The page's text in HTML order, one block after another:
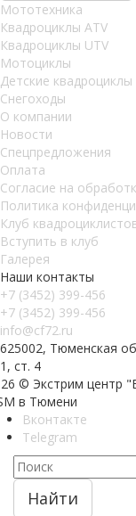
Мототехника
Квадроциклы ATV
Квадроциклы UTV
Мотоциклы
Детские квадроциклы
Снегоходы
О компании
Новости
Спецпредложения
Оплата
Согласие на
Политика
Клуб
Вступить в клуб
Галерея
Наши контакты
+7 (3452) 399-456
+7 (3452) 399-456
info@cf72.ru
625002, Тюменская
1, ст. 4
© Экстрим центр
в Тюмени
Вконтакте
Telegram
Найти